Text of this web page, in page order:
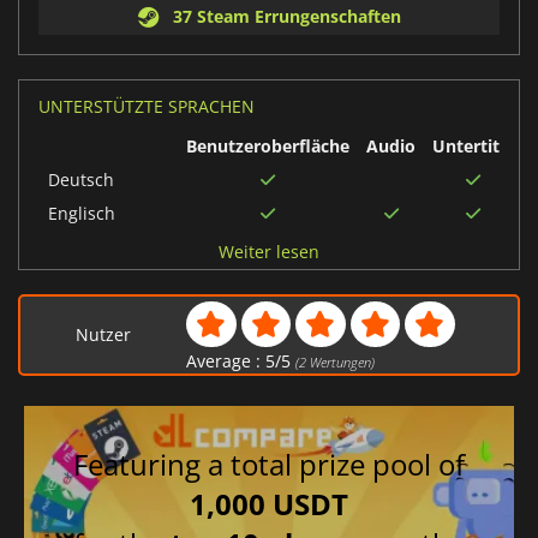
37 Steam Errungenschaften
UNTERSTÜTZTE SPRACHEN
Benutzeroberfläche
Audio
Untertitel
Deutsch
Englisch
traditionell
Chinesisch
vereinfacht
Spanisch
Russisch
Japanisch
Brasilianisches
Weiter lesen
Nutzer
Average : 5/5 (2Wertungen)
Featuring a total prize pool of
1,000 USDT